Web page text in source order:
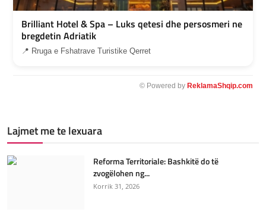
Brilliant Hotel & Spa – Luks qetesi dhe persosmeri ne
bregdetin Adriatik
📍 Rruga e Fshatrave Turistike Qerret
© Powered by ReklamaShqip.com
Lajmet me te lexuara
Reforma Territoriale: Bashkitë do të
zvogëlohen ng...
Korrik 31, 2026